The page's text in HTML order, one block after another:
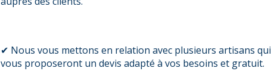
✔ Nous vous mettons en relation avec plusieurs artisans qui
vous proposeront un devis adapté à vos besoins et gratuit.